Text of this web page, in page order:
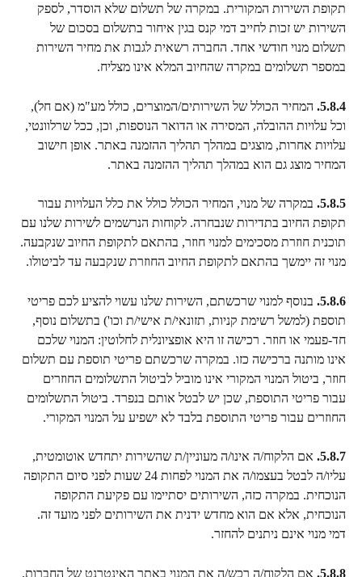
תקופת השירות המקורית. במקרה של תשלום שלא הוסדר, לספק
השירות יש זכות לחייב דמי קנס בגין איחור בתשלום בסכום של
תשלום מנוי חודשי אחד. החברה רשאית לגבות את מחיר השירות
במספר תשלומים במקרה שהחיוב המלא אינו מצליח.
5.8.4. המחיר הכולל של השירותים/המוצרים, כולל מע"מ (אם חל),
וכל עלויות ההובלה, המסירה או הדואר הנוספות, וכן, ככל שרלוונטי,
עלויות אחרות, מוצגים במהלך תהליך ההזמנה באתר. אופן חישוב
המחיר מוצג גם הוא במהלך תהליך ההזמנה באתר.
5.8.5. במקרה של מנוי, המחיר הכולל כולל את כלל העלויות עבור
תקופת החיוב בתדירות שנבחרה. לקוחות הנרשמים לשירות שלנו עם
תוכנית חוזרת מסכימים למנוי חוזר, בהתאם לתקופת החיוב שנקבעה.
מנוי זה יימשך בהתאם לתקופת החיוב החוזרת שנקבעה עד לביטולו.
5.8.6. בנוסף למנוי שרכשתם, השירות שלנו עשוי להציע לכם פריטי
תוספת (למשל רשימת קניות, תזונאי/ת אישי/ת וכו') בתשלום נוסף,
חד-פעמי או חוזר. רכישה זו היא אופציונלית לחלוטין: המנוי שלכם
אינו מותנה ברכישה כזו. במקרה שרכשתם פריטי תוספת עם תשלום
חוזר, ביטול המנוי המקורי אינו מוביל לביטול התשלומים החוזרים
עבור פריטי התוספת, שכן יש לבטל אותם בנפרד. ביטול התשלומים
החוזרים עבור פריטי התוספת בלבד לא ישפיע על המנוי המקורי.
5.8.7. אם הלקוח/ה אינו/ה מעוניין/ת שהשירות יתחדש אוטומטית,
עליו/ה לבטל בעצמו/ה את המנוי לפחות 24 שעות לפני סיום התקופה
הנוכחית. במקרה כזה, השירותים יסתיימו עם פקיעת התקופה
הנוכחית, אלא אם הוא מחדש ידנית את השירותים לפני מועד זה.
דמי מנוי אינם ניתנים להחזר.
5.8.8. אם הלקוח/ה רכש/ה את המנוי באתר האינטרנט של החברות,